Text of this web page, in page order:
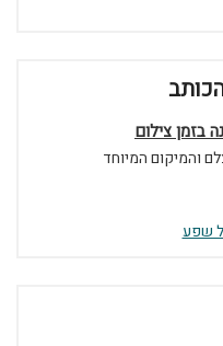
בזמן צילום
והמיקום המיוחד
שפע